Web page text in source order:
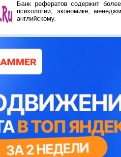
Банк рефератов содержит
психологии, экономике,
английскому.